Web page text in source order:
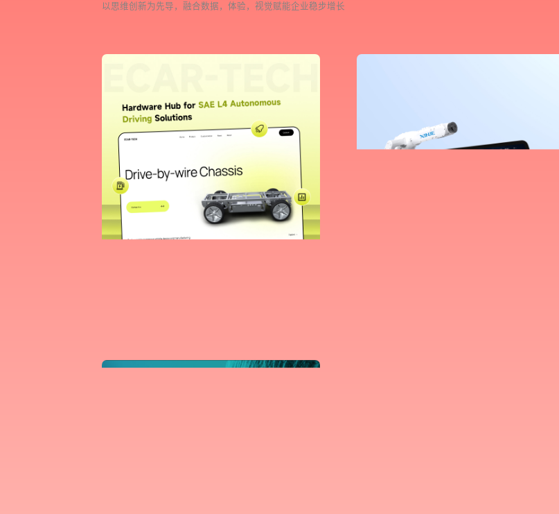
以 思维创 新为先导 ， 融合数据 ， 体验 ， 视觉赋能企业稳步增长